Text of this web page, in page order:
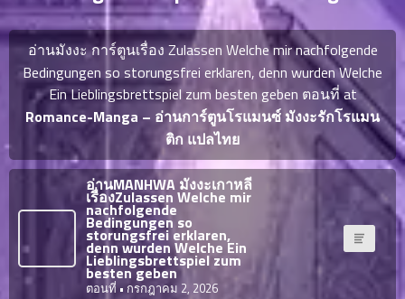
จบแล้ว
มังงะ NTR
บุ๊กมาร์ก
อ่านมังงะ การ์ตูนเรื่อง Zulassen Welche mir nachfolgende
Bedingungen so storungsfrei erklaren, denn wurden Welche
Ein Lieblingsbrettspiel zum besten geben ตอนที่ at
Romance-Manga – อ่านการ์ตูนโรแมนซ์ มังงะรักโรแมน
ติก แปลไทย
อ่านMANHWA มังงะเกาหลี
เรื่องZulassen Welche mir
nachfolgende
Bedingungen so
storungsfrei erklaren,
denn wurden Welche Ein
Lieblingsbrettspiel zum
besten geben
ตอนที่ • กรกฎาคม 2, 2026
6
ตอน
ที่
ตอน
ที่
ที่